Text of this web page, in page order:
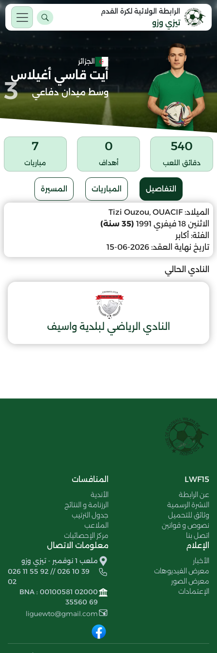
الرابطة الولائية لكرة القدم
تيزي وزو
الجزائر
أيت قاسي أغيلاس
وسط ميدان دفاعي 3
540
دقائق اللعب
0
أهداف
7
مباريات
التفاصيل المباريات المسيرة
الميلاد: Tizi Ouzou, OUACIF
الاثنين 18 فيفري 1991
(35 سنة)
الفئة: أكابر
تاريخ نهاية العقد: 2026-06-15
النادي الحالي
النادي الرياضي لبلدية واسيف
LWF15
عن الرابطة
النشرة الرسمية
وثائق للتحميل
نصوص و قوانين
اتصل بنا
المنافسات
الأندية
الرزنامة و النتائج
جدول الترتيب
الملاعب
مركز الإحصائيات
الإعلام
الأخبار
معرض الفيديوهات
معرض الصور
الإعتمادات
معلومات الاتصال
ملعب 1 نوفمبر - تيزي وزو
026 11 55 92 // 026 10 39
02
BNA : 00100581 02000
35560 69
liguewto@gmail.com